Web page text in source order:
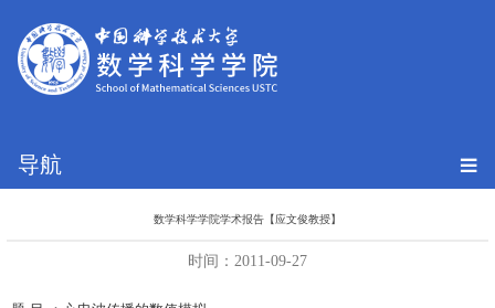
导航
数学科学学院学术报告【应文俊教授】
时间：2011-09-27